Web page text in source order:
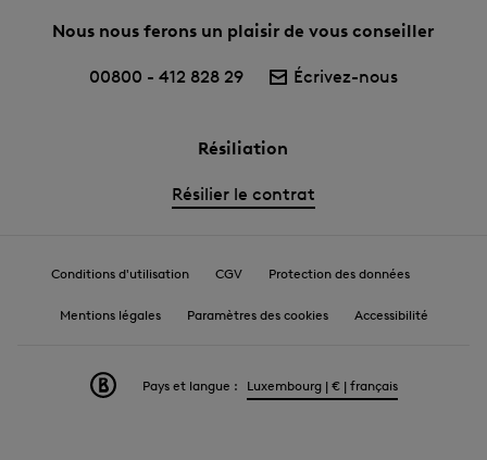
Nous nous ferons un plaisir de vous conseiller
00800 - 412 828 29 Écrivez-nous
Résiliation
Résilier le contrat
Conditions d'utilisation CGV Protection des données
Mentions légales Paramètres des cookies Accessibilité
Pays et langue : Luxembourg | € | français